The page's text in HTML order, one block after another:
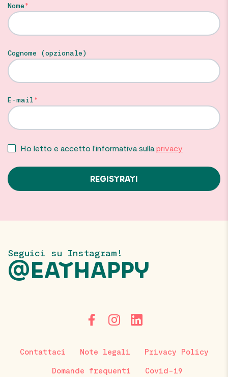
Nome
Cognome (opzionale)
E-mail
Ho letto e accetto l’informativa sulla privacy
Seguici su Instagram!
@EATHAPPY
Contattaci Note legali Privacy Policy
Domande frequenti Covid-19